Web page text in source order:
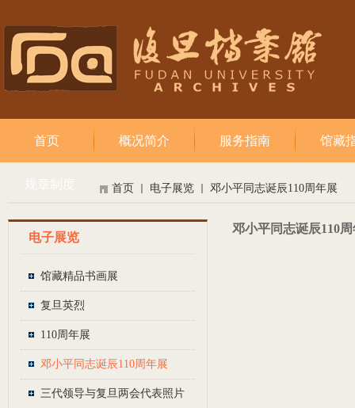
首页 概况简介 服务指南 馆藏
规章制度 首页 电子展览 邓小平同志诞辰110周年展
电子展览
馆藏精品书画展
复旦英烈
110周年展
邓小平同志诞辰110周年展
三代领导与复旦两会代表照片
邓小平同志诞辰110